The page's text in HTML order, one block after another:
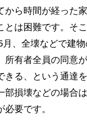
から時間が経った
とは困難です。そ
、全壊などで建
所有者全員の同意
きる、という通達
部損壊などの場合
要です。